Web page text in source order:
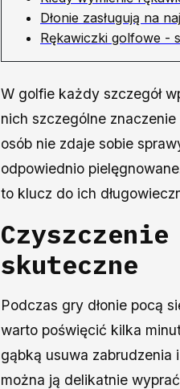
Dłonie zasługują na
Rękawiczki golfowe -
W golfie każdy szczegół
nich szczególne
osób nie zdaje sobie
odpowiednio
to klucz do ich
skuteczne
Podczas gry dłonie pocą
warto poświęcić kilka
gąbką usuwa zabrudzenia
można ją delikatnie